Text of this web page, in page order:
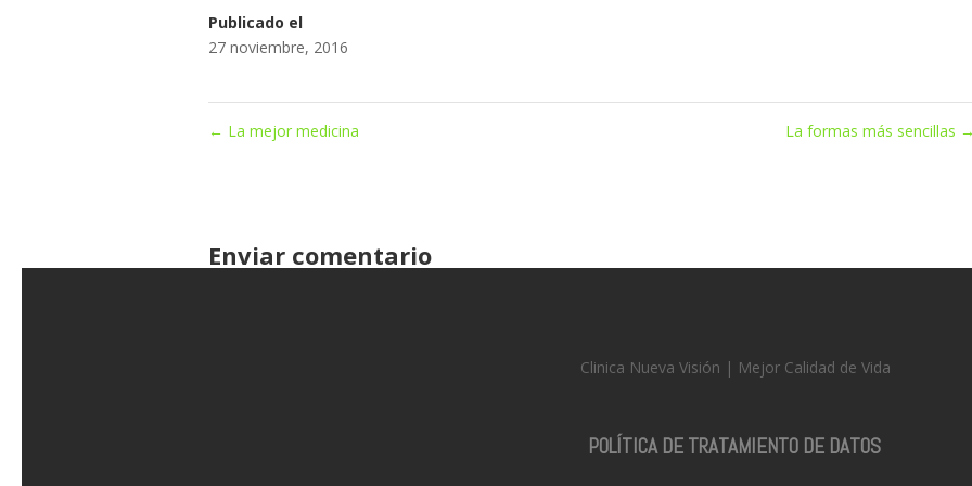
Publicado el
27 noviembre, 2016
← La mejor medicina La formas más sencillas
Enviar comentario
Clinica Nueva Visión | Mejor Calidad de Vida
POLÍTICA DE TRATAMIENTO DE DATOS